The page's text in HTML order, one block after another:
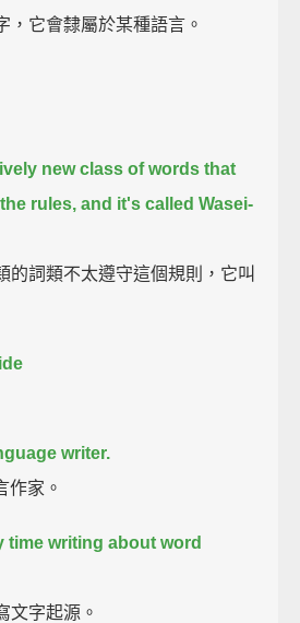
，它會隸屬於某種語言。
new class of words that
rules, and it's called Wasei-
的詞類不太遵守這個規則，它叫
writer.
作家。
time writing about word
文字起源。